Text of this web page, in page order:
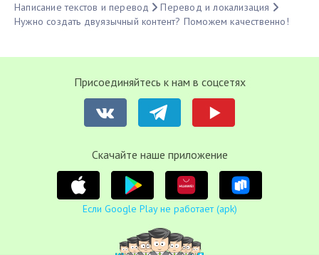
Написание текстов и перевод
Перевод и локализация
Нужно создать двуязычный контент? Поможем качественно!
Присоединяйтесь к нам в соцсетях
Cкачайте наше приложение
Если Google Play не работает (apk)